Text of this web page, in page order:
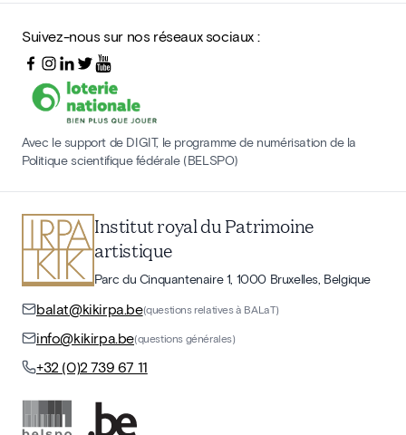
Suivez-nous sur nos réseaux sociaux :
Avec le support de DIGIT, le programme de numérisation de la
Politique scientifique fédérale (BELSPO)
Institut royal du Patrimoine
artistique
Parc du Cinquantenaire 1, 1000 Bruxelles, Belgique
balat@kikirpa.be(questions relatives à BALaT)
info@kikirpa.be(questions générales)
+32 (0)2 739 67 11